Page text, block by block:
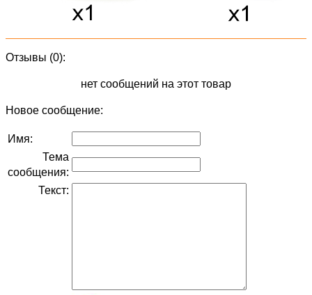
Отзывы (0):
нет сообщений на этот товар
Новое сообщение:
Имя:
Тема
сообщения:
Текст: